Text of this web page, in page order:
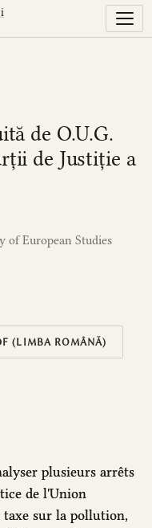
50/2008 în viziunea
de O.U.G.
de Justiție a
of European Studies
(LIMBA ROMÂNĂ)
plusieurs arrêts
de l'Union
taxe sur la pollution,